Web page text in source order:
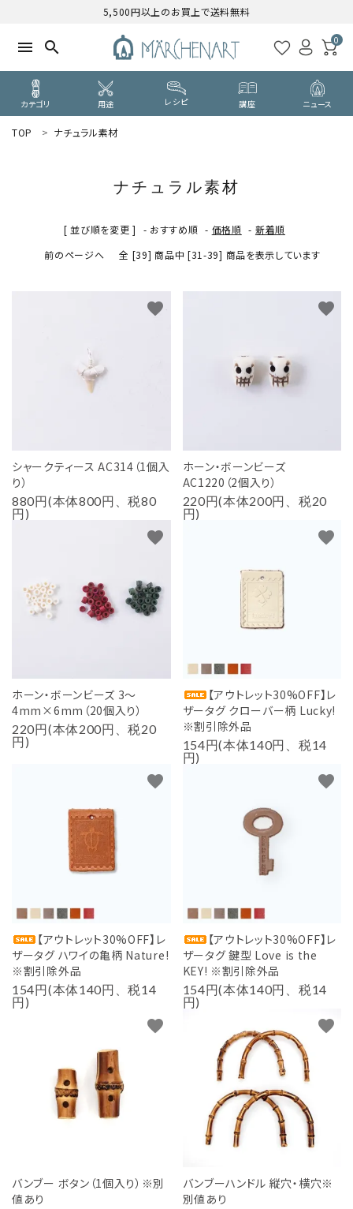
5,500円以上のお買上で送料無料
menu search 0
カテゴリ 用途 レシピ 講座 ニュース
ログイン 新規会員登録
用途から探す
NEWS
お知らせ
SHOP
お問い合わせ
TOP ナチュラル素材
ナチュラル素材
[ 並び順を変更 ] - おすすめ順 - 価格順 - 新着順
前のページへ
全 [39] 商品中 [31-39] 商品を表示しています
シャークティース AC314（1個入
り）
880円(本体800円、税80
円)
favorite
ホーン・ボーンビーズ
AC1220（2個入り）
220円(本体200円、税20
円)
favorite
ホーン・ボーンビーズ 3～
4mm×6mm（20個入り）
220円(本体200円、税20
円)
favorite
【アウトレット30%OFF】レ
ザータグ クローバー柄 Lucky!
※割引除外品
154円(本体140円、税14
円)
favorite
【アウトレット30%OFF】レ
ザータグ ハワイの亀柄 Nature!
※割引除外品
154円(本体140円、税14
円)
favorite
【アウトレット30%OFF】レ
ザータグ 鍵型 Love is the
KEY! ※割引除外品
154円(本体140円、税14
円)
favorite
バンブー ボタン（1個入り）※別
値あり
favorite
バンブーハンドル 縦穴・横穴※
別値あり
favorite